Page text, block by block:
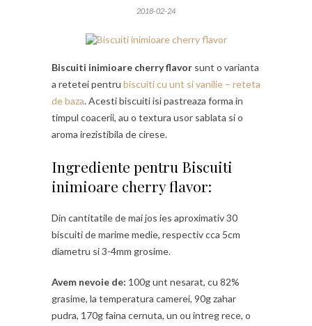
2018-02-24
Biscuiti inimioare cherry flavor sunt o varianta
a retetei pentru biscuiti cu unt si vanilie – reteta
de baza. Acesti biscuiti isi pastreaza forma in
timpul coacerii, au o textura usor sablata si o
aroma irezistibila de cirese.
Ingrediente pentru Biscuiti
inimioare cherry flavor:
Din cantitatile de mai jos ies aproximativ 30
biscuiti de marime medie, respectiv cca 5cm
diametru si 3-4mm grosime.
Avem nevoie de: 100g unt nesarat, cu 82%
grasime, la temperatura camerei, 90g zahar
pudra, 170g faina cernuta, un ou intreg rece, o